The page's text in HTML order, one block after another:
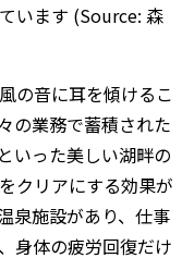
います (Source: 森
の音に耳を傾けるこ
の業務で蓄積された
いった美しい湖畔の
クリアにする効果が
泉施設があり、仕事
身体の疲労回復だけ